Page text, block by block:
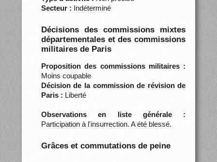
Secteur : Indéterminé
Décisions des commissions mixtes
départementales et des commissions
militaires de Paris
Proposition des commissions militaires :
Moins coupable
Décision de la commission de révision de
Paris : Liberté
Observations en liste générale :
Participation à l'insurrection. A été blessé.
Grâces et commutations de peine